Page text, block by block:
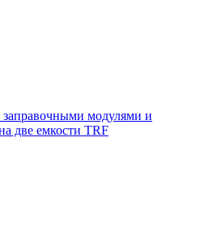
модулями и
две емкости TRF